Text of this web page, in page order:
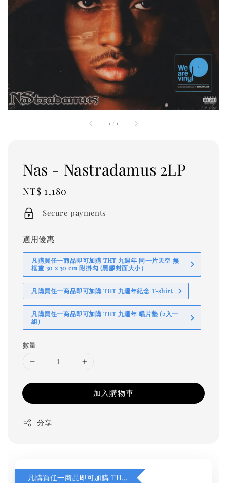
1 /1
Nas - Nastradamus 2LP
Regular
price
NT$ 1,180
Secure payments
適用優惠
凡購買任一商品即可加購 THT 九週年 同一片天空 無
框畫 30 x 30 cm 附掛勾 (黑膠封面大小）
凡購買任一商品即可加購 THT 九週年紀念 T-shirt
凡購買任一商品即可加購 THT 九週年 唱片墊 (2入一
組)
數量
加入購物車
分享
凡購買任一商品即可加購 THT 九週年 同一片天空 無框畫 30 x 30 cm 附掛勾 (黑膠封面大小）